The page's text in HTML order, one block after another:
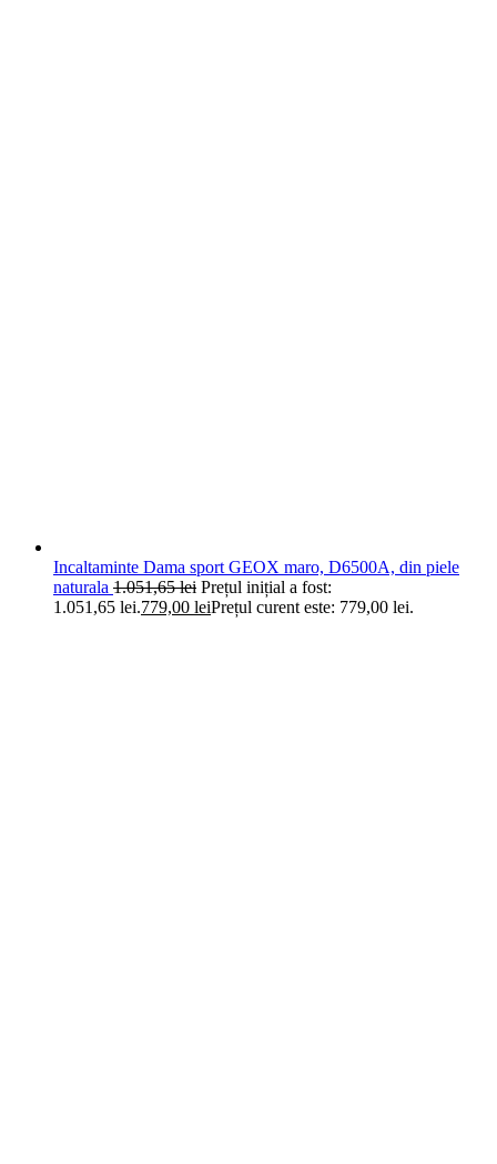
Incaltaminte Dama sport GEOX maro, D6500A, din piele
naturala 1.051,65lei Prețul inițial a fost:
1.051,65 lei.779,00 leiPrețul curent este: 779,00 lei.